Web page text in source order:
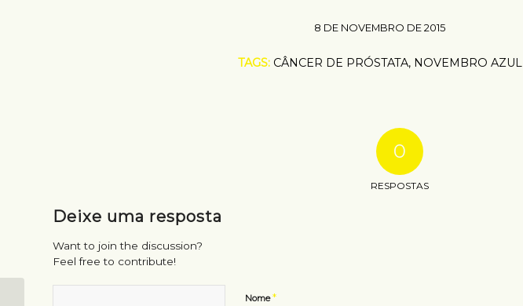
8 DE NOVEMBRO DE 2015
TAGS: CÂNCER DE PRÓSTATA, NOVEMBRO AZUL
0
RESPOSTAS
Deixe uma resposta
Want to join the discussion?
Feel free to contribute!
Nome*